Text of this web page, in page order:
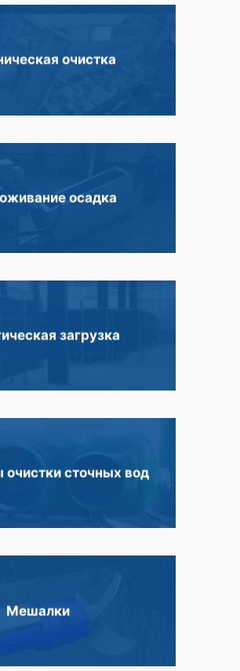
очистка
осадка
загрузка
сточных вод
Мешалки